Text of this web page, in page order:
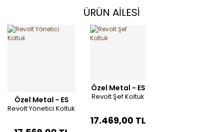
ÜRÜN AİLESİ
Özel Metal - ES
Revolt Yönetici Koltuk
Özel Metal - ES
Revolt Şef Koltuk
17.469,00 TL